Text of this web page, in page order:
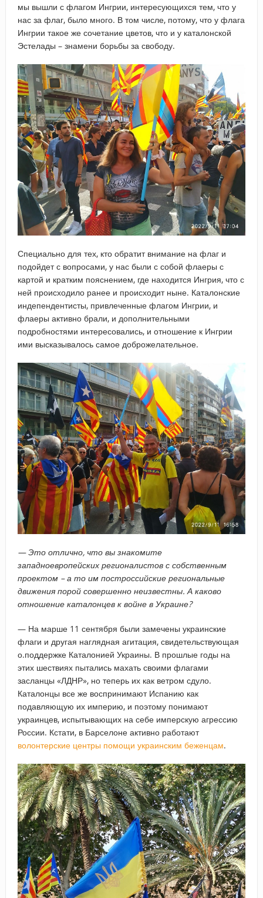
мы вышли с флагом Ингрии, интересующихся тем, что у
нас за флаг, было много. В том числе, потому, что у флага
Ингрии такое же сочетание цветов, что и у каталонской
Эстелады – знамени борьбы за свободу.
Специально для тех, кто обратит внимание на флаг и
подойдет с вопросами, у нас были с собой флаеры с
картой и кратким пояснением, где находится Ингрия, что с
ней происходило ранее и происходит ныне. Каталонские
индепендентисты, привлеченные флагом Ингрии, и
флаеры активно брали, и дополнительными
подробностями интересовались, и отношение к Ингрии
ими высказывалось самое доброжелательное.
— Это отлично, что вы знакомите
западноевропейских регионалистов с собственным
проектом – а то им построссийские региональные
движения порой совершенно неизвестны. А каково
отношение каталонцев к войне в Украине?
— На марше 11 сентября были замечены украинские
флаги и другая наглядная агитация, свидетельствующая
о.поддержке Каталонией Украины. В прошлые годы на
этих шествиях пытались махать своими флагами
засланцы «ЛДНР», но теперь их как ветром сдуло.
Каталонцы все же воспринимают Испанию как
подавляющую их империю, и поэтому понимают
украинцев, испытывающих на себе имперскую агрессию
России. Кстати, в Барселоне активно работают
волонтерские центры помощи украинским беженцам.